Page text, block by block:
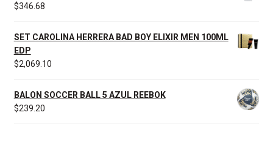
$346.68
SET CAROLINA HERRERA BAD BOY ELIXIR MEN 100ML
EDP
$2,069.10
BALON SOCCER BALL 5 AZUL REEBOK
$239.20